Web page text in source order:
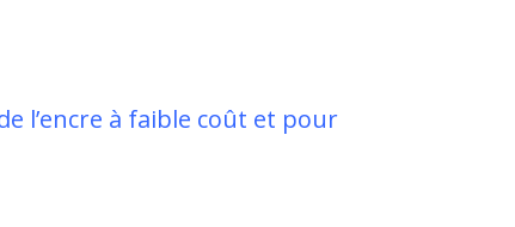
l’encre à faible coût et pour